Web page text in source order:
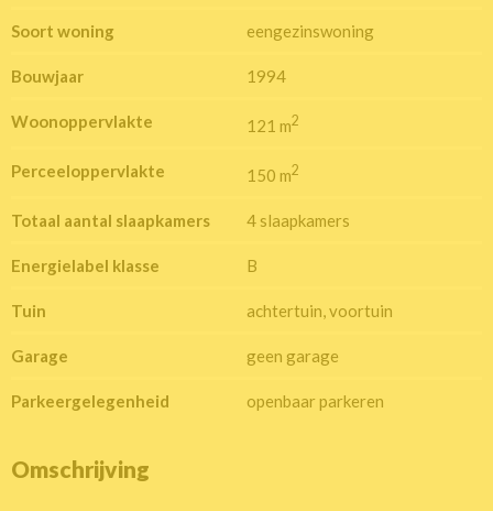
Soort woning eengezinswoning
Bouwjaar 1994
Woonoppervlakte 121 m2
Perceeloppervlakte 150 m2
Totaal aantal slaapkamers 4 slaapkamers
Energielabel klasse B
Tuin achtertuin, voortuin
Garage geen garage
Parkeergelegenheid openbaar parkeren
Omschrijving